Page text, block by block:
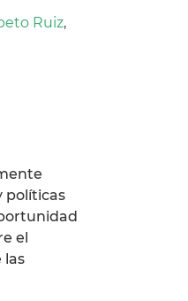
Ruiz,
políticas
el
las